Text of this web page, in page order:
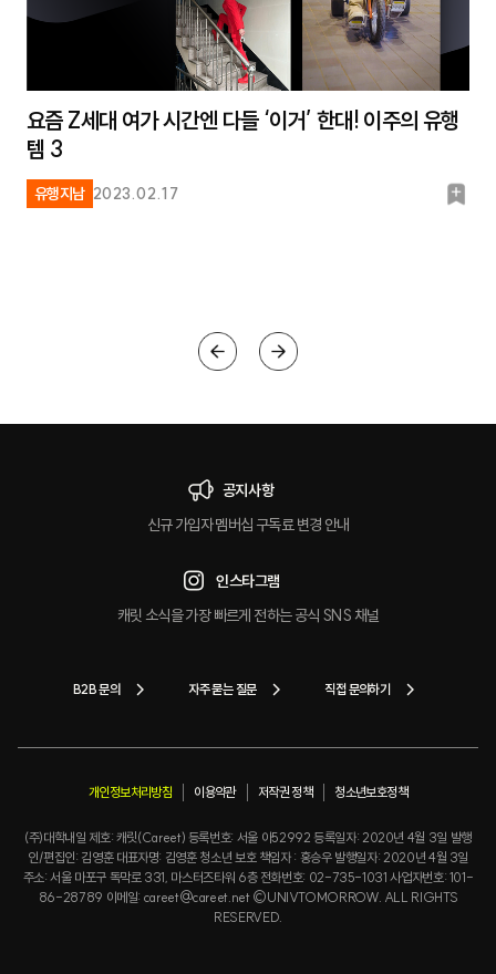
요즘 Z세대 여가 시간엔 다들 ‘이거’ 한대! 이주의 유행
템 3
유행지남 2023.02.17
북
공지사항
신규 가입자 멤버십 구독료 변경 안내
인스타그램
캐릿 소식을 가장 빠르게 전하는 공식 SNS 채널
B2B 문의 자주 묻는 질문 직접 문의하기
개인정보처리방침 이용약관 저작권 정책 청소년보호정책
(주)대학내일 제호: 캐릿(Careet) 등록번호: 서울 아52992 등록일자: 2020년 4월 3일 발행
인/편집인: 김영훈 대표자명: 김영훈 청소년 보호 책임자 : 홍승우 발행일자: 2020년 4월 3일
주소: 서울 마포구 독막로 331, 마스터즈타워 6층 전화번호: 02-735-1031 사업자번호: 101-
86-28789 이메일: careet@careet.net ©UNIVTOMORROW. ALL RIGHTS
RESERVED.